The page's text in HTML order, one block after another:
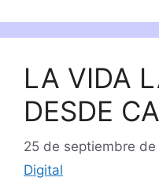
LA VIDA
DESDE
25 de septiembre
Digital